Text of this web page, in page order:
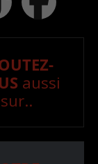
aussi
sur..